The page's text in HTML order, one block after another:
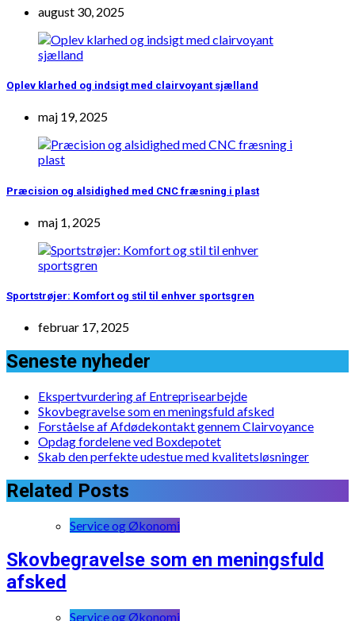
august 30, 2025
Oplev klarhed og indsigt med clairvoyant sjælland
maj 19, 2025
Præcision og alsidighed med CNC fræsning i plast
maj 1, 2025
Sportstrøjer: Komfort og stil til enhver sportsgren
februar 17, 2025
Seneste nyheder
Ekspertvurdering af Entreprisearbejde
Skovbegravelse som en meningsfuld afsked
Forståelse af Afdødekontakt gennem Clairvoyance
Opdag fordelene ved Boxdepotet
Skab den perfekte udestue med kvalitetsløsninger
Related Posts
Service og Økonomi
Skovbegravelse som en meningsfuld
afsked
Service og Økonomi